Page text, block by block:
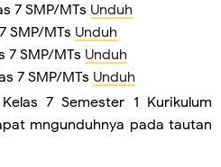
7 SMP/MTs Unduh
SMP/MTs Unduh
7 SMP/MTs Unduh
7 SMP/MTs Unduh
7 Semester 1 Kurikulum
mngunduhnya pada tautan